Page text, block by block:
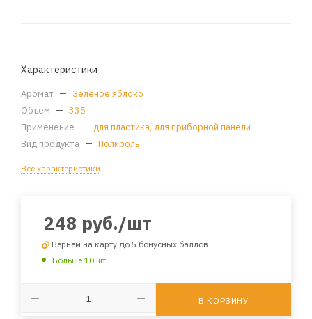
Характеристики
Аромат — Зелёное яблоко
Объем — 335
Применение — для пластика, для приборной панели
Вид продукта — Полироль
Все характеристики
248 руб./шт
Вернем на карту до 5 бонусных баллов
Больше 10 шт
В КОРЗИНУ